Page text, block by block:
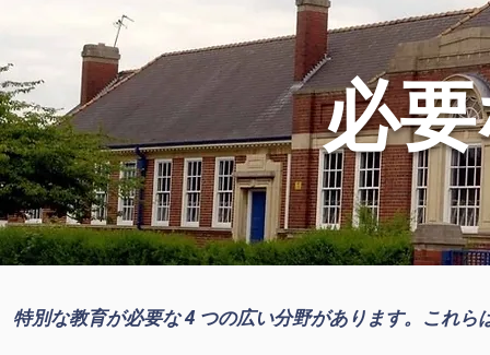
必
特別な教育が必要な 4 つの広い分野があります。これら